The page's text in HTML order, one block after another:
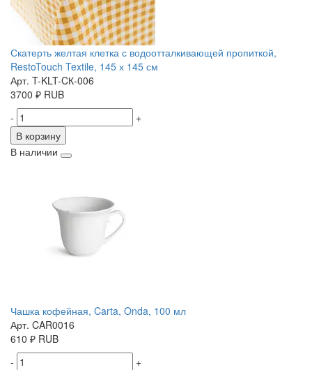
Скатерть желтая клетка с водоотталкивающей пропиткой,
RestoTouch Textile, 145 х 145 см
Арт. T-KLT-CК-006
3700 ₽ RUB
-
+
В корзину
В наличии
Чашка кофейная, Carta, Onda, 100 мл
Арт. CAR0016
610 ₽ RUB
-
+